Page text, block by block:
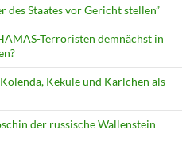
Staates vor Gericht stellen”
Terroristen demnächst in
Kekule und Karlchen als
der russische Wallenstein